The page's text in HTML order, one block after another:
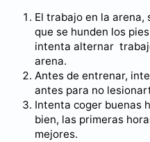
El trabajo en la arena,
que se hunden los
intenta alternar
arena.
Antes de entrenar,
antes para no
Intenta coger buenas
bien, las primeras
mejores.